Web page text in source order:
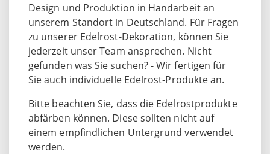
Design und Produktion in Handarbeit an
unserem Standort in Deutschland. Für Fragen
zu unserer Edelrost-Dekoration, können Sie
jederzeit unser Team ansprechen. Nicht
gefunden was Sie suchen? - Wir fertigen für
Sie auch individuelle Edelrost-Produkte an.
Bitte beachten Sie, dass die Edelrostprodukte
abfärben können. Diese sollten nicht auf
einem empfindlichen Untergrund verwendet
werden.